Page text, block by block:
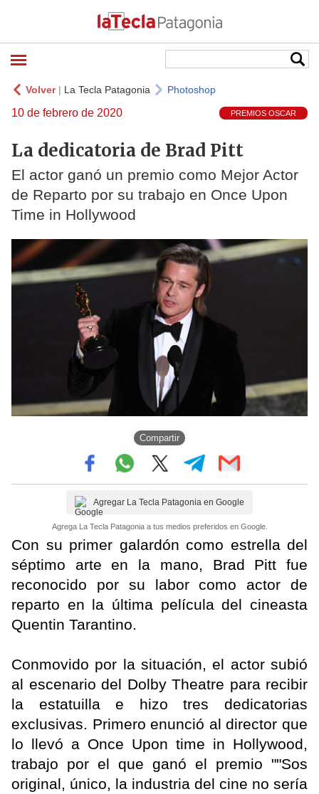
Volver| La Tecla Patagonia Photoshop
10 de febrero de 2020 PREMIOS OSCAR
La dedicatoria de Brad Pitt
El actor ganó un premio como Mejor Actor
de Reparto por su trabajo en Once Upon
Time in Hollywood
Compartir
Agregar La Tecla Patagonia en Google
Agrega La Tecla Patagonia a tus medios preferidos en Google.
Con su primer galardón como estrella del
séptimo arte en la mano, Brad Pitt fue
reconocido por su labor como actor de
reparto en la última película del cineasta
Quentin Tarantino.
Conmovido por la situación, el actor subió
al escenario del Dolby Theatre para recibir
la estatuilla e hizo tres dedicatorias
exclusivas. Primero enunció al director que
lo llevó a Once Upon time in Hollywood,
trabajo por el que ganó el premio ""Sos
original, único, la industria del cine no sería